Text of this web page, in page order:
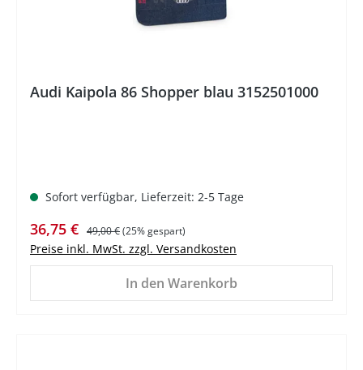
Audi Kaipola 86 Shopper blau 3152501000
Sofort verfügbar, Lieferzeit: 2-5 Tage
Verkaufspreis:
36,75 € Regulärer Preis:
49,00 €(25% gespart)
Preise inkl. MwSt. zzgl. Versandkosten
In den Warenkorb